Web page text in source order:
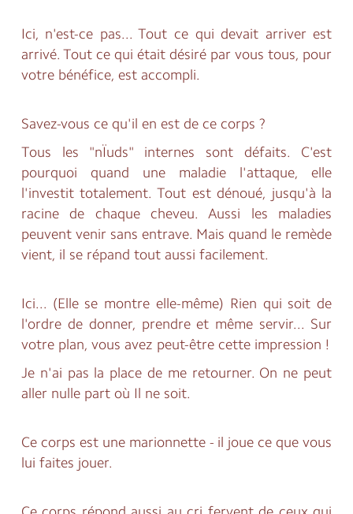
Ici, n'est-ce pas... Tout ce qui devait arriver est
arrivé. Tout ce qui était désiré par vous tous, pour
votre bénéfice, est accompli.
Savez-vous ce qu'il en est de ce corps ?
Tous les "nÏuds" internes sont défaits. C'est
pourquoi quand une maladie l'attaque, elle
l'investit totalement. Tout est dénoué, jusqu'à la
racine de chaque cheveu. Aussi les maladies
peuvent venir sans entrave. Mais quand le remède
vient, il se répand tout aussi facilement.
Ici... (Elle se montre elle-même) Rien qui soit de
l'ordre de donner, prendre et même servir... Sur
votre plan, vous avez peut-être cette impression !
Je n'ai pas la place de me retourner. On ne peut
aller nulle part où Il ne soit.
Ce corps est une marionnette - il joue ce que vous
lui faites jouer.